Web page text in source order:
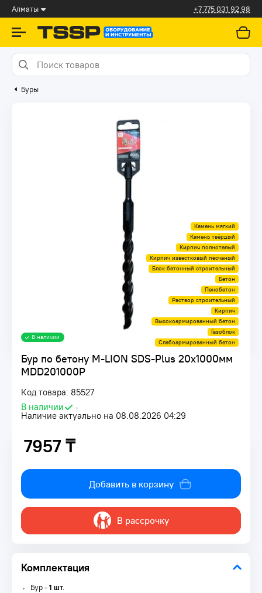
Алматы +7 775 031 92 98
Буры
Бур по бетону M-LION SDS-Plus 20х1000мм
MDD201000P
Код товара: 85527
В наличии
•
Наличие актуально на 08.08.2026 04:29
В наличии
Камень мягкий
Камень твёрдый
Кирпич полнотелый
Кирпич известковый песчаный
Блок бетонный строительный
Бетон
Пенобетон
Раствор строительный
Кирпич
Высокоармированный бетон
Газоблок
Слабоармированный бетон
7957 ₸
7957 ₸
Добавить в корзину
В рассрочку
Комплектация
Бур -1 шт.